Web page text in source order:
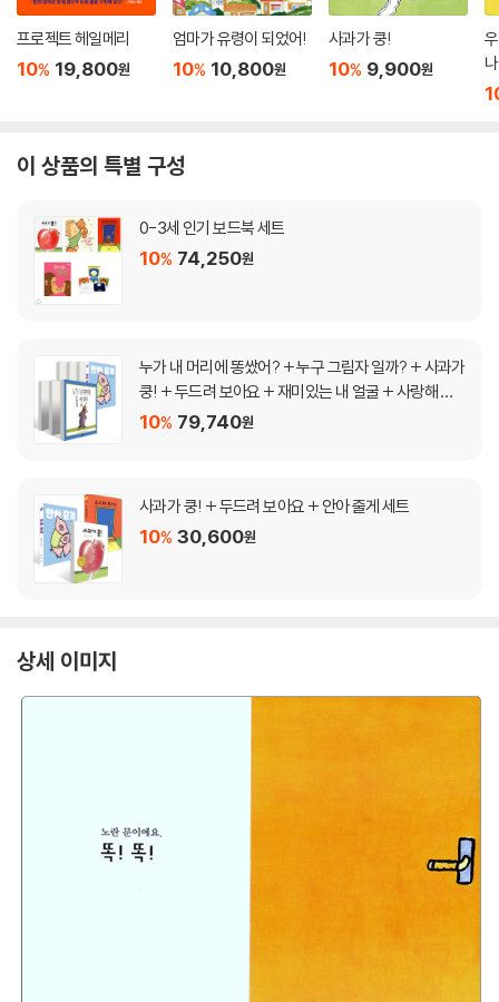
프로젝트 헤일메리
10% 19,800원
엄마가 유령이 되었어!
10% 10,800원
사과가 쿵!
10% 9,900원
나
이 상품의 특별 구성
0-3세 인기 보드북 세트
10% 74,250원
누가 내 머리에 똥쌌어? + 누구 그림자 일까? + 사과가
쿵! + 두드려 보아요 + 재미있는 내 얼굴 + 사랑해 사
랑해 사랑해 + 안아 줄게 세트
10% 79,740원
사과가 쿵! + 두드려 보아요 + 안아 줄게 세트
10% 30,600원
상세 이미지